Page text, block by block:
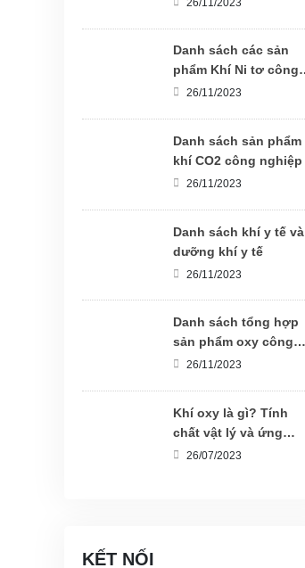
Danh sách các sản
phẩm Khí Ni tơ công
nghiệp
26/11/2023
Danh sách sản phẩm
khí CO2 công nghiệp
26/11/2023
Danh sách khí y tế và
dưỡng khí y tế
26/11/2023
Danh sách tổng hợp
sản phẩm oxy công
nghiệp
26/11/2023
Khí oxy là gì? Tính
chất vật lý và ứng
dụng cơ bản
26/07/2023
KẾT NỐI